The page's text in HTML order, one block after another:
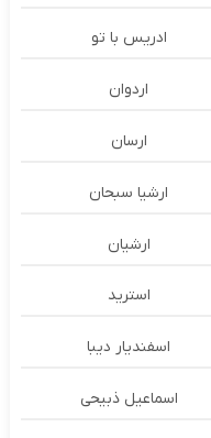
ادریس با تو
اردوان
ارسان
ارشیا سبحان
ارشیان
استرید
اسفندیار دیبا
اسماعیل ذبیحی